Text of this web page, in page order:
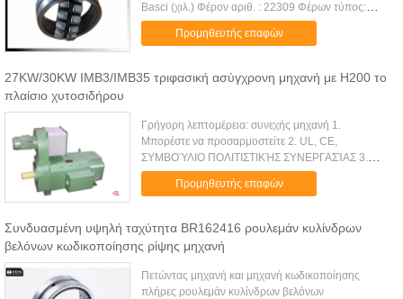
Basci (χιλ.) Φέρον αριθ. : 22309 Φέρων τύπος:
Μόνος - ευθυγραμμίζοντας Κλουβί: CC Υλικό:
Χρώμιο δ: 50 χιλ. Δ: 110 χιλ. Β: 40 ...
Προμηθευτής επαφών
27KW/30KW IMB3/IMB35 τριφασική ασύγχρονη μηχανή με H200 το
πλαίσιο χυτοσιδήρου
Γρήγορη λεπτομέρεια: συνεχής μηχανή 1.
Μπορέστε να προσαρμοστείτε 2. UL, CE,
ΣΥΜΒΟΎΛΙΟ ΠΟΛΙΤΙΣΤΙΚΉΣ ΣΥΝΕΡΓΑΣΊΑΣ 3.
Εργοστάσιο άμεσο 4. Η υψηλή αποδοτικότητα,
εύκολη ρυθμίζει την ταχύτητα Περιβαλλοντικός
Προμηθευτής επαφών
Συνδυασμένη υψηλή ταχύτητα BR162416 ρουλεμάν κυλίνδρων
βελόνων κωδικοποίησης ρίψης μηχανή
Πετώντας μηχανή και μηχανή κωδικοποίησης
πλήρες ρουλεμάν κυλίνδρων βελόνων